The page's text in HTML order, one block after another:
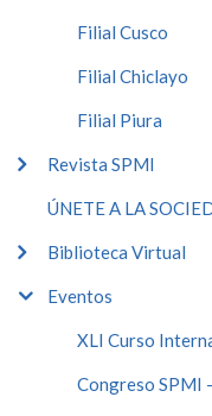
Filial Cusco
Filial Chiclayo
Filial Piura
Revista SPMI
ÚNETE A LA
Biblioteca Virtual
Eventos
XLI Curso
Congreso SPMI